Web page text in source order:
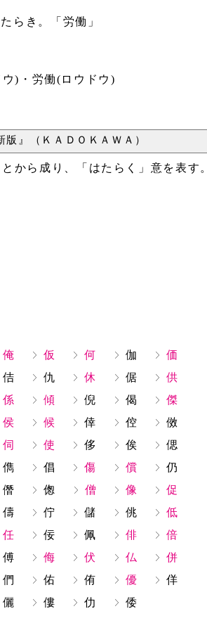
らき。「労働」
)・労働(ロウドウ)
』（ＫＡＤＯＫＡＷＡ）
から成り、「はたらく」意を表す。
俺 仮 何 伽
価
佶 仇 休 倨
供
係 傾 倪 偈
傑
侯 候 倖 倥
傚
伺 使 侈 俟
偲
儁 倡 傷 償
仍
僭 偬 僧 像
促
儔 佇 儲 佻
低
任 佞 佩 俳
倍
傅 侮 伏 仏
併
們 佑 侑 優
佯
儷 僂 仂 倭